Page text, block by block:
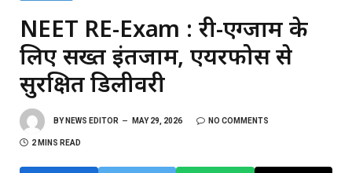
NEET RE-Exam : री-एग्जाम के
लिए सख्त इंतजाम, एयरफोर्स से
सुरक्षित डिलीवरी
BY NEWS EDITOR MAY 29, 2026 NO COMMENTS
2 MINS READ